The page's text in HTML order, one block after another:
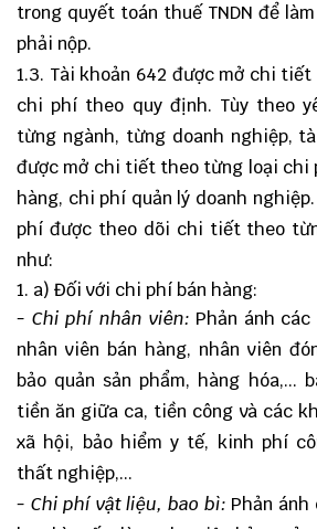
trong quyết toán thuế TNDN để
phải nộp.
1.3. Tài khoản 642 được mở chi
chi phí theo quy định. Tùy theo
từng ngành, từng doanh nghiệp,
được mở chi tiết theo từng loại chi
hàng, chi phí quản lý doanh
phí được theo dõi chi tiết theo
như:
a) Đối với chi phí bán hàng:
- Chi phí nhân viên: Phản ánh
nhân viên bán hàng, nhân viên
bảo quản sản phẩm, hàng hóa,...
tiền ăn giữa ca, tiền công và các
xã hội, bảo hiểm y tế, kinh phí
thất nghiệp,...
- Chi phí vật liệu, bao bì: Phản